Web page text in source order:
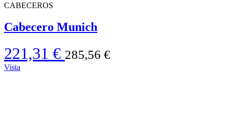
CABECEROS
Cabecero Munich
221,31 € 285,56 €
Vista